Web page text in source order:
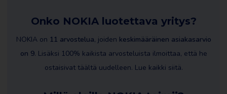
Onko NOKIA luotettava yritys?
NOKIA on 11 arvostelua, joiden keskimääräinen asiakasarvio
on 9. Lisäksi 100% kaikista arvosteluista ilmoittaa, että he
ostaisivat täältä uudelleen. Lue kaikki siitä.